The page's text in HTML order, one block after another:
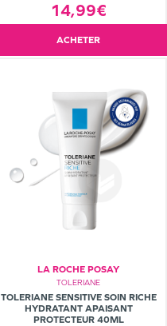
14,99€
ACHETER
LA ROCHE POSAY
TOLERIANE
TOLERIANE SENSITIVE SOIN RICHE
HYDRATANT APAISANT
PROTECTEUR 40ML